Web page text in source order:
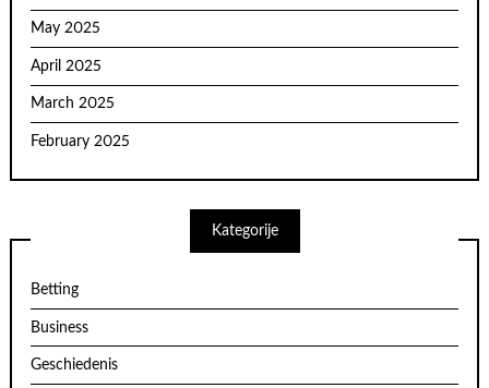
May 2025
April 2025
March 2025
February 2025
Kategorije
Betting
Business
Geschiedenis